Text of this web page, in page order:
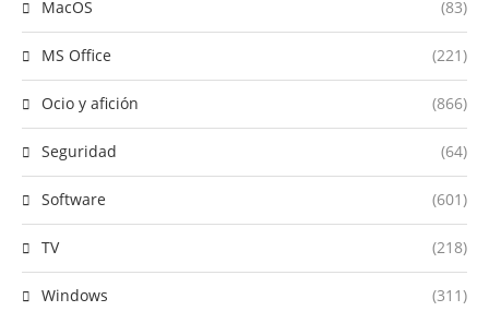
MacOS (83)
MS Office (221)
Ocio y afición (866)
Seguridad (64)
Software (601)
TV (218)
Windows (311)